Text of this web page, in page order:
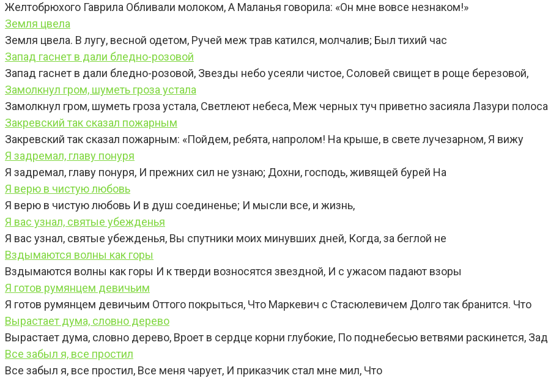
Желтобрюхого Гаврила Обливали молоком, А Маланья говорила: «Он мне вовсе незнаком!»
Земля цвела
Земля цвела. В лугу, весной одетом, Ручей меж трав катился, молчалив; Был тихий час
Запад гаснет в дали бледно-розовой
Запад гаснет в дали бледно-розовой, Звезды небо усеяли чистое, Соловей свищет в роще березовой,
Замолкнул гром, шуметь гроза устала
Замолкнул гром, шуметь гроза устала, Светлеют небеса, Меж черных туч приветно засияла Лазури
Закревский так сказал пожарным
Закревский так сказал пожарным: «Пойдем, ребята, напролом! На крыше, в свете лучезарном, Я вижу
Я задремал, главу понуря
Я задремал, главу понуря, И прежних сил не узнаю; Дохни, господь, живящей бурей На
Я верю в чистую любовь
Я верю в чистую любовь И в душ соединенье; И мысли все, и жизнь,
Я вас узнал, святые убежденья
Я вас узнал, святые убежденья, Вы спутники моих минувших дней, Когда, за беглой не
Вздымаются волны как горы
Вздымаются волны как горы И к тверди возносятся звездной, И с ужасом падают взоры
Я готов румянцем девичьим
Я готов румянцем девичьим Оттого покрыться, Что Маркeвич с Стасюлевичем Долго так бранится. Что
Вырастает дума, словно дерево
Вырастает дума, словно дерево, Вроет в сердце корни глубокие, По поднебесью ветвями раскинется,
Все забыл я, все простил
Все забыл я, все простил, Все меня чарует, И приказчик стал мне мил, Что